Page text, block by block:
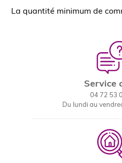
La quantité minimum de
Service
04 72 53
Du lundi au